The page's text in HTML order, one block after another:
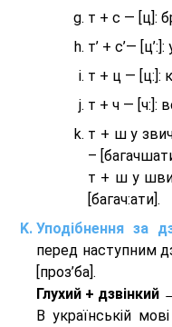
т + с — [ц]:
т’ + с’— [ц’:]:
т + ц — [ц:]:
т + ч — [ч:]:
т + ш у
–
т + ш у
[багач:ати].
Уподібнення за
перед наступним
[проз’ба].
Глухий + дзвінкий
В українській